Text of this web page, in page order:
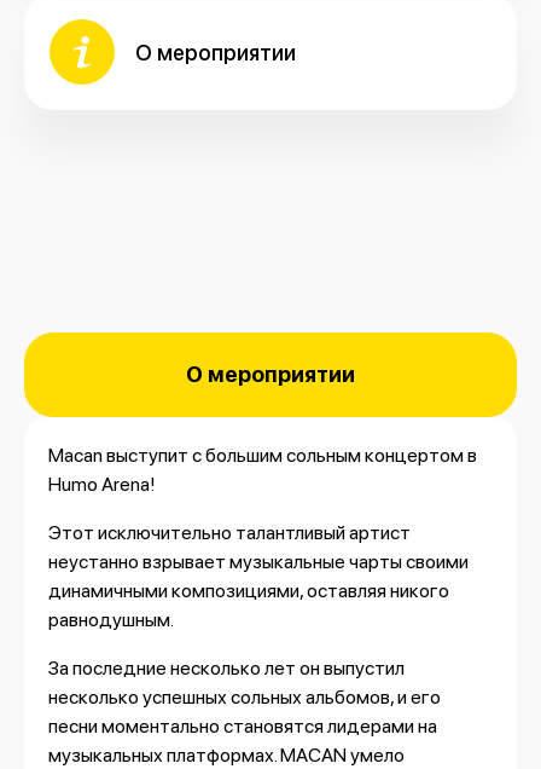
О мероприятии
О мероприятии
Macan выступит с большим сольным концертом в
Humo Arena!
Этот исключительно талантливый артист
неустанно взрывает музыкальные чарты своими
динамичными композициями, оставляя никого
равнодушным.
За последние несколько лет он выпустил
несколько успешных сольных альбомов, и его
песни моментально становятся лидерами на
музыкальных платформах. MACAN умело